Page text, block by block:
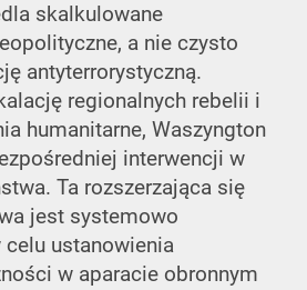
skalkulowane
a nie czysto
antyterrorystyczną.
regionalnych rebelii i
humanitarne, Waszyngton
interwencji w
Ta rozszerzająca się
jest systemowo
ustanowienia
w aparacie obronnym